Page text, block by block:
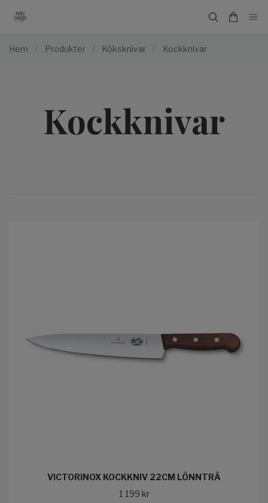
Hem / Produkter / Köksknivar / Kockknivar
Kockknivar
VICTORINOX KOCKKNIV 22CM LÖNNTRÄ
1 199 kr